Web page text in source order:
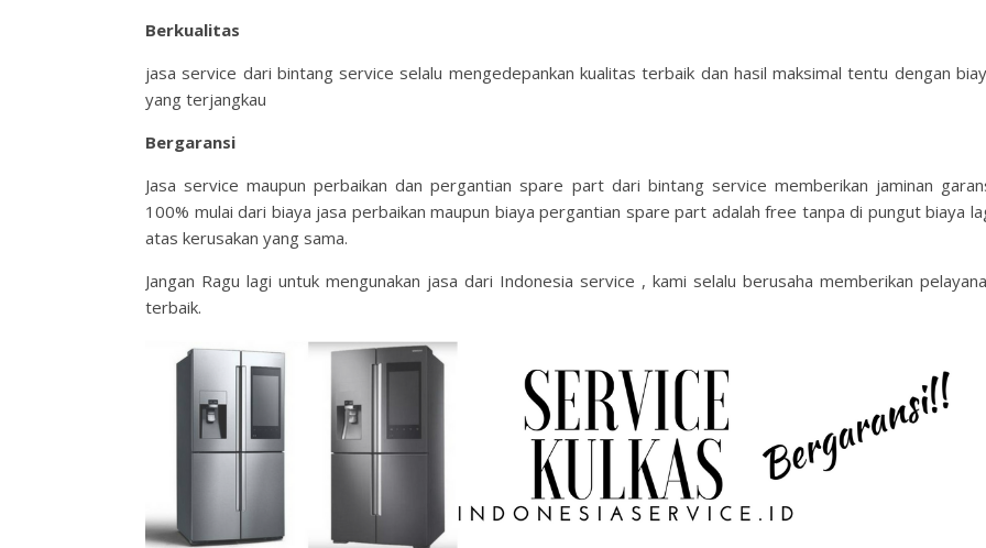
Berkualitas
jasa service dari bintang service selalu mengedepankan kualitas terbaik dan hasil maksimal tentu dengan
yang terjangkau
Bergaransi
Jasa service maupun perbaikan dan pergantian spare part dari bintang service memberikan jaminan
100% mulai dari biaya jasa perbaikan maupun biaya pergantian spare part adalah free tanpa di pungut biaya
atas kerusakan yang sama.
Jangan Ragu lagi untuk mengunakan jasa dari Indonesia service , kami selalu berusaha memberikan
terbaik.